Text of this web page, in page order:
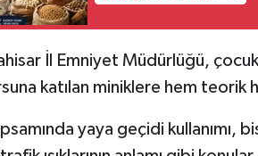
İl Emniyet Müdürlüğü,
katılan miniklere hem
yaya geçidi